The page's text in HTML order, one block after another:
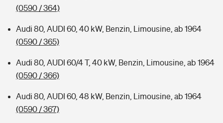
(0590 / 364)
Audi 80, AUDI 60, 40 kW, Benzin, Limousine, ab 1964
(0590 / 365)
Audi 80, AUDI 60/4 T, 40 kW, Benzin, Limousine, ab 1964
(0590 / 366)
Audi 80, AUDI 60, 48 kW, Benzin, Limousine, ab 1964
(0590 / 367)